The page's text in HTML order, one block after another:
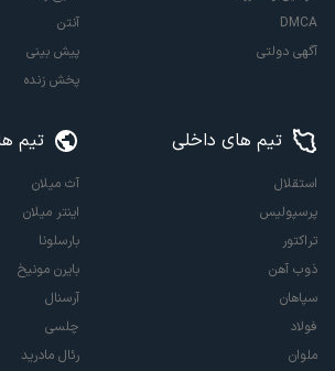
DMCA
آگهی دولتی
آنتن
پیش بینی
پخش زنده
تیم های داخلی
استقلال
پرسپولیس
تراکتور
ذوب آهن
سپاهان
فولاد
ملوان
تیم
آث میلان
اینتر میلان
بارسلونا
بایرن مونیخ
آرسنال
چلسی
رئال مادرید